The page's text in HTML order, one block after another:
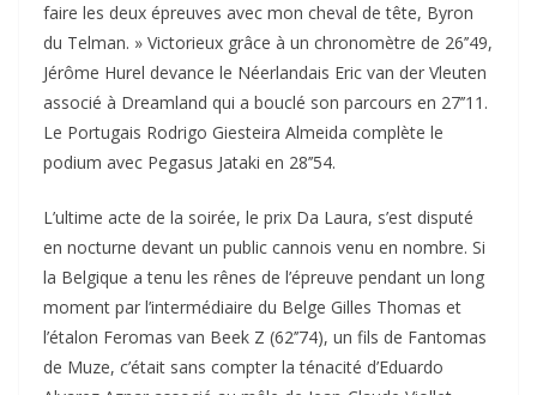
faire les deux épreuves avec mon cheval de tête, Byron
du Telman. » Victorieux grâce à un chronomètre de 26’’49,
Jérôme Hurel devance le Néerlandais Eric van der Vleuten
associé à Dreamland qui a bouclé son parcours en 27’’11.
Le Portugais Rodrigo Giesteira Almeida complète le
podium avec Pegasus Jataki en 28’’54.
L’ultime acte de la soirée, le prix Da Laura, s’est disputé
en nocturne devant un public cannois venu en nombre. Si
la Belgique a tenu les rênes de l’épreuve pendant un long
moment par l’intermédiaire du Belge Gilles Thomas et
l’étalon Feromas van Beek Z (62’’74), un fils de Fantomas
de Muze, c’était sans compter la ténacité d’Eduardo